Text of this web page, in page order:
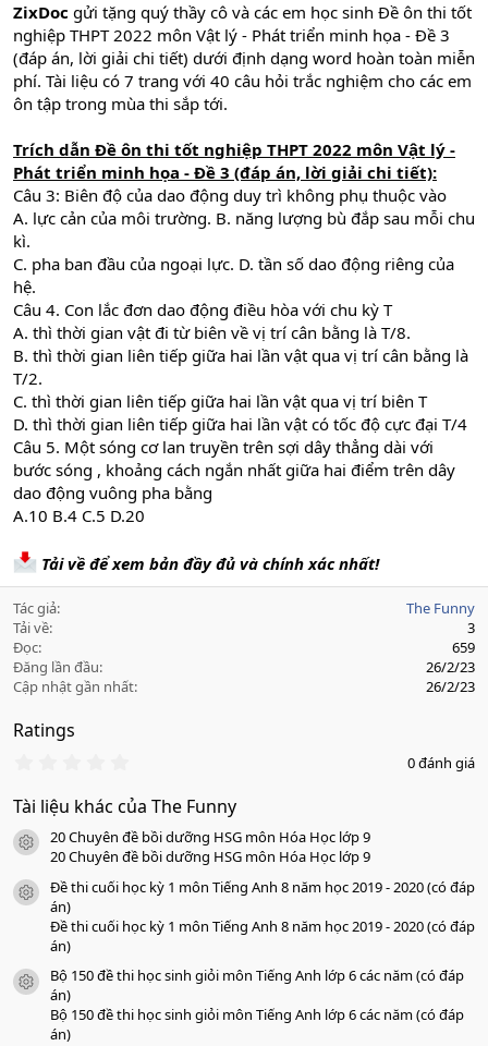
ZixDoc gửi tặng quý thầy cô và các em học sinh Đề ôn thi tốt
nghiệp THPT 2022 môn Vật lý - Phát triển minh họa - Đề 3
(đáp án, lời giải chi tiết) dưới định dạng word hoàn toàn miễn
phí. Tài liệu có 7 trang với 40 câu hỏi trắc nghiệm cho các em
ôn tập trong mùa thi sắp tới.
Trích dẫn Đề ôn thi tốt nghiệp THPT 2022 môn Vật lý -
Phát triển minh họa - Đề 3 (đáp án, lời giải chi tiết):
Câu 3: Biên độ của dao động duy trì không phụ thuộc vào
A. lực cản của môi trường. B. năng lượng bù đắp sau mỗi chu
kì.
C. pha ban đầu của ngoại lực. D. tần số dao động riêng của
hệ.
Câu 4. Con lắc đơn dao động điều hòa với chu kỳ T
A. thì thời gian vật đi từ biên về vị trí cân bằng là T/8.
B. thì thời gian liên tiếp giữa hai lần vật qua vị trí cân bằng là
T/2.
C. thì thời gian liên tiếp giữa hai lần vật qua vị trí biên T
D. thì thời gian liên tiếp giữa hai lần vật có tốc độ cực đại T/4
Câu 5. Một sóng cơ lan truyền trên sợi dây thẳng dài với
bước sóng , khoảng cách ngắn nhất giữa hai điểm trên dây
dao động vuông pha bằng
A.10 B.4 C.5 D.20
Tải về để xem bản đầy đủ và chính xác nhất!
Tác giả
The Funny
Tải về
3
Đọc
659
Đăng lần đầu
26/2/23
Cập nhật gần nhất
26/2/23
Ratings
0
0
s
a
o
0 đánh giá
Tài liệu khác của The Funny
icon tài liệu
20 Chuyên đề bồi dưỡng HSG môn Hóa Học lớp 9
20 Chuyên đề bồi dưỡng HSG môn Hóa Học lớp 9
icon tài liệu
Đề thi cuối học kỳ 1 môn Tiếng Anh 8 năm học 2019 - 2020 (có đáp
án)
Đề thi cuối học kỳ 1 môn Tiếng Anh 8 năm học 2019 - 2020 (có đáp
án)
icon tài liệu
Bộ 150 đề thi học sinh giỏi môn Tiếng Anh lớp 6 các năm (có đáp
án)
Bộ 150 đề thi học sinh giỏi môn Tiếng Anh lớp 6 các năm (có đáp
án)